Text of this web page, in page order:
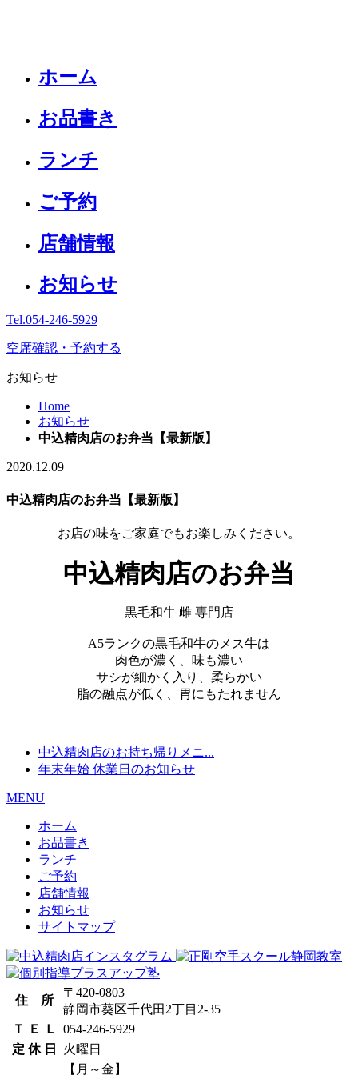
ホーム
お品書き
ランチ
ご予約
店舗情報
お知らせ
Tel.054-246-5929
空席確認・予約する
お知らせ
Home
お知らせ
中込精肉店のお弁当【最新版】
2020.12.09
中込精肉店のお弁当【最新版】
お店の味をご家庭でもお楽しみください。
中込精肉店のお弁当
黒毛和牛 雌 専門店
A5ランクの黒毛和牛のメス牛は
肉色が濃く、味も濃い
サシが細かく入り、柔らかい
脂の融点が低く、胃にもたれません
中込精肉店のお持ち帰りメニ...
年末年始 休業日のお知らせ
MENU
ホーム
お品書き
ランチ
ご予約
店舗情報
お知らせ
サイトマップ
住 所
〒420-0803
静岡市葵区千代田2丁目2-35
Ｔ Ｅ Ｌ
054-246-5929
定 休 日
火曜日
【月～金】